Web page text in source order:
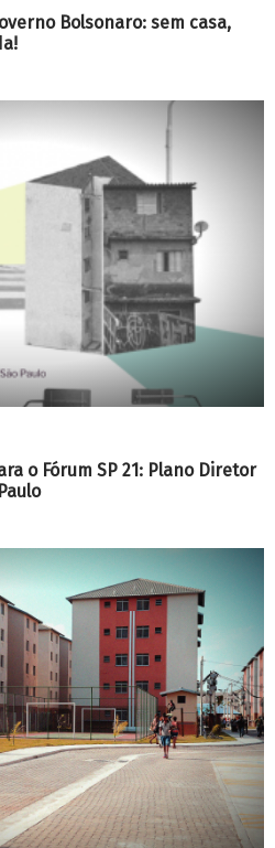
Bolsonaro: sem casa,
o Fórum SP 21: Plano Diretor